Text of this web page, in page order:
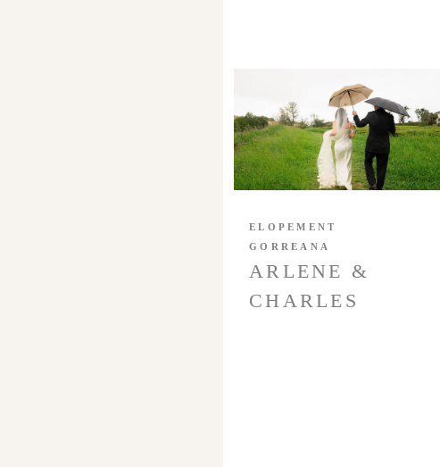
ARLENE &
CHARLES
ELOPEMENT
GORREANA